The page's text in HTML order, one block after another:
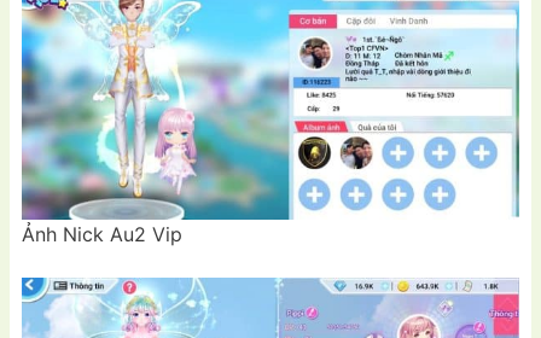
Ảnh Nick Au2 Vip